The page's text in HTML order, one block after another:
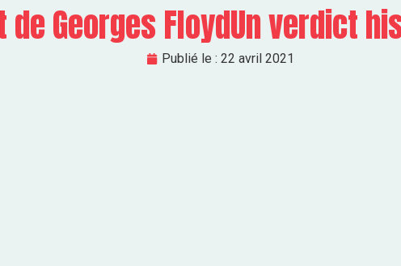
de Georges FloydUn verdict
Publié le : 22 avril 2021